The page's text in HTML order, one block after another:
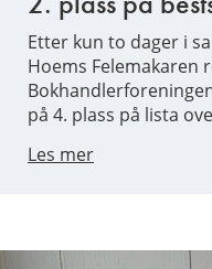
Etter kun to dager i
Hoems Felemakaren
på 4. plass på lista
Les mer